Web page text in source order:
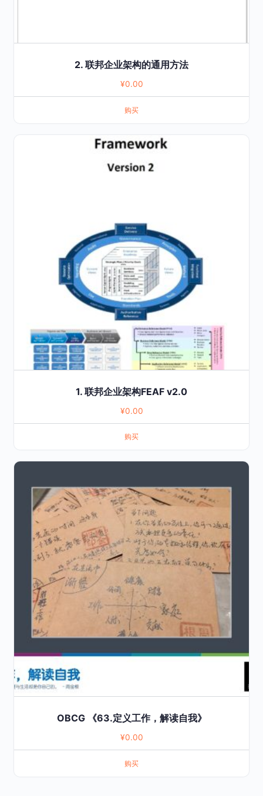
2. 联邦企业架构的通用方法
¥0.00
购买
1. 联邦企业架构FEAF v2.0
¥0.00
购买
OBCG 《63.定义工作，解读自我》
¥0.00
购买